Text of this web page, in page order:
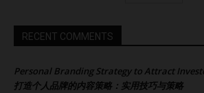
RECENT COMMENTS
Personal Branding Strategy to Attract
打造个人品牌的内容策略：实用技巧与策略